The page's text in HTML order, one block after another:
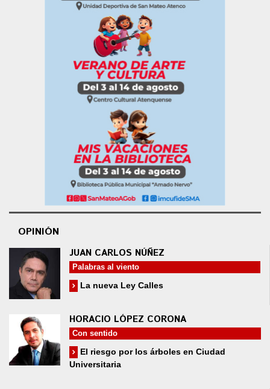
OPINIÓN
JUAN CARLOS NÚÑEZ
Palabras al viento
La nueva Ley Calles
HORACIO LÓPEZ CORONA
Con sentido
El riesgo por los árboles en Ciudad
Universitaria